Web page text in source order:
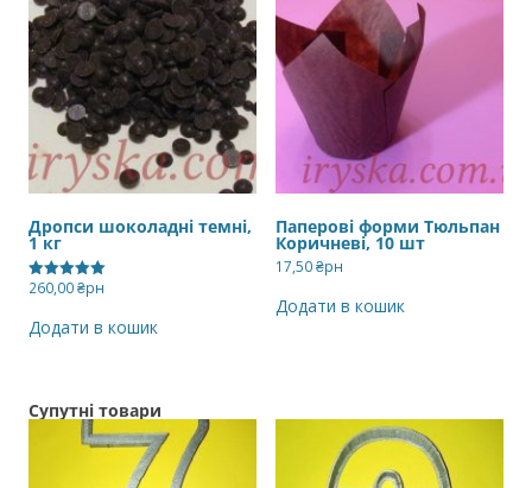
Дропси шоколадні темні,
1 кг
Оцінено в
260,00₴рн
Додати в кошик
Паперові форми Тюльпан
Коричневі, 10 шт
17,50₴рн
Додати в кошик
Супутні товари